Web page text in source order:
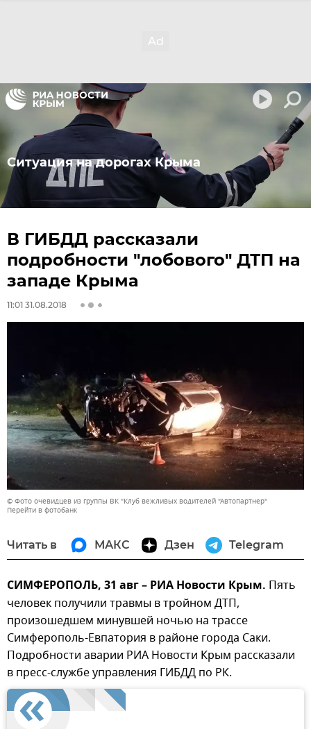
Ситуация на дорогах Крыма
В ГИБДД рассказали
подробности "лобового" ДТП на
западе Крыма
11:01 31.08.2018
© Фото очевидцев из группы ВК "Клуб вежливых водителей "Автопартнер"
Перейти в фотобанк
Читать в МАКС Дзен Telegram
СИМФЕРОПОЛЬ, 31 авг – РИА Новости Крым. Пять
человек получили травмы в тройном ДТП,
произошедшем минувшей ночью на трассе
Симферополь-Евпатория в районе города Саки.
Подробности аварии РИА Новости Крым рассказали
в пресс-службе управления ГИБДД по РК.